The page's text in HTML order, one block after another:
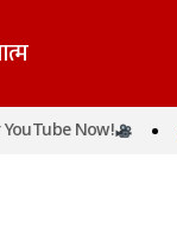
Now!